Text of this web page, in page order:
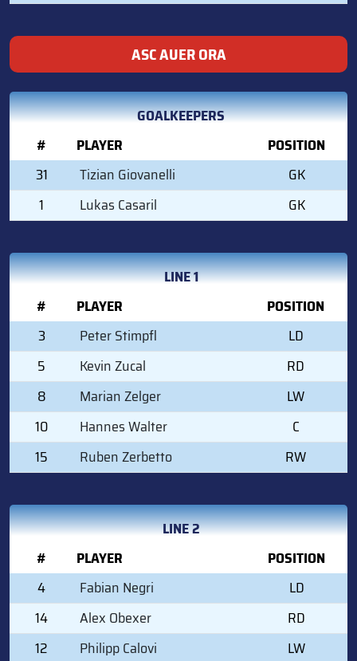
ASC AUER ORA
GOALKEEPERS
#
PLAYER
POSITION
31
Tizian Giovanelli
GK
1
Lukas Casaril GK
LINE 1
#
PLAYER
POSITION
3
Peter Stimpfl
LD
5
Kevin Zucal
RD
8
Marian Zelger
LW
10
Hannes Walter
C
15
Ruben Zerbetto RW
LINE 2
#
PLAYER
POSITION
4
Fabian Negri
LD
14
Alex Obexer
RD
12
Philipp Calovi
LW